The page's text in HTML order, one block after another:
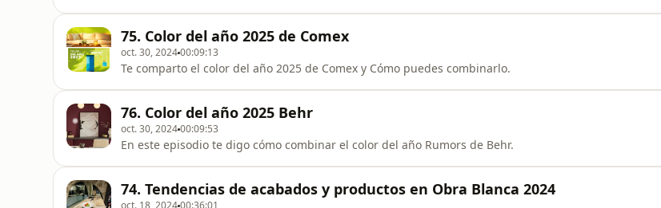
75. Color del año 2025 de Comex
oct. 30, 202400:09:13
Te comparto el color del año 2025 de Comex y Cómo puedes combinarlo.
76. Color del año 2025 Behr
oct. 30, 202400:09:53
En este episodio te digo cómo combinar el color del año Rumors de Behr.
74. Tendencias de acabados y productos en Obra Blanca 2024
oct. 18, 202400:36:01